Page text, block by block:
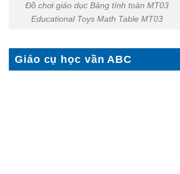
Đồ chơi giáo dục Bảng tính toán MT03
Educational Toys Math Table MT03
Giáo cụ học vần ABC